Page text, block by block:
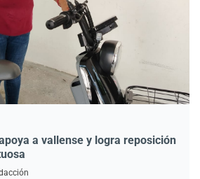
a vallense y logra reposición